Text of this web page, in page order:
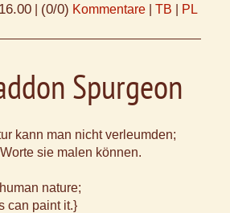
(0/0) Kommentare TB PL
Spurgeon
kann man nicht verleumden;
sie malen können.
nature;
can paint it.}